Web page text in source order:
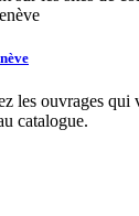
les ouvrages qui
catalogue.